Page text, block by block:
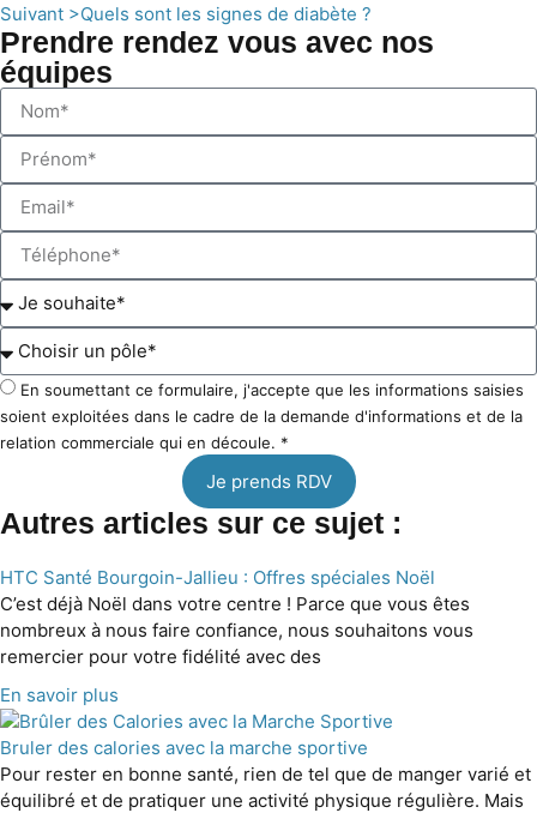
Suivant >Quels sont les signes de diabète ?
Prendre rendez vous avec nos
équipes
En soumettant ce formulaire, j'accepte que les informations saisies
soient exploitées dans le cadre de la demande d'informations et de la
relation commerciale qui en découle. *
Je prends RDV
Autres articles sur ce sujet :
HTC Santé Bourgoin-Jallieu : Offres spéciales Noël
C’est déjà Noël dans votre centre ! Parce que vous êtes
nombreux à nous faire confiance, nous souhaitons vous
remercier pour votre fidélité avec des
En savoir plus
Bruler des calories avec la marche sportive
Pour rester en bonne santé, rien de tel que de manger varié et
équilibré et de pratiquer une activité physique régulière. Mais